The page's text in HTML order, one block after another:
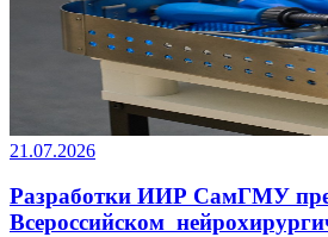
21.07.2026
Разработки ИИР СамГМУ
Всероссийском